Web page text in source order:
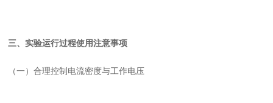
三、实验运行过程使用注意事项
（一）合理控制电流密度与工作电压